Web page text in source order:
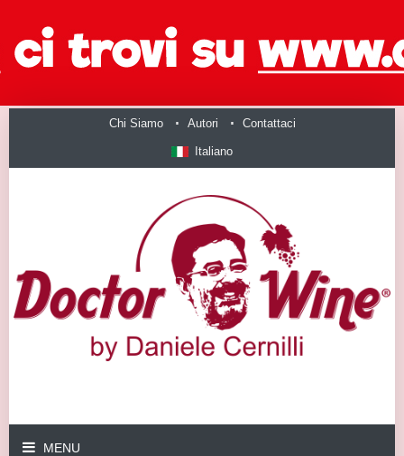
Chi Siamo Autori Contattaci
Italiano
MENU